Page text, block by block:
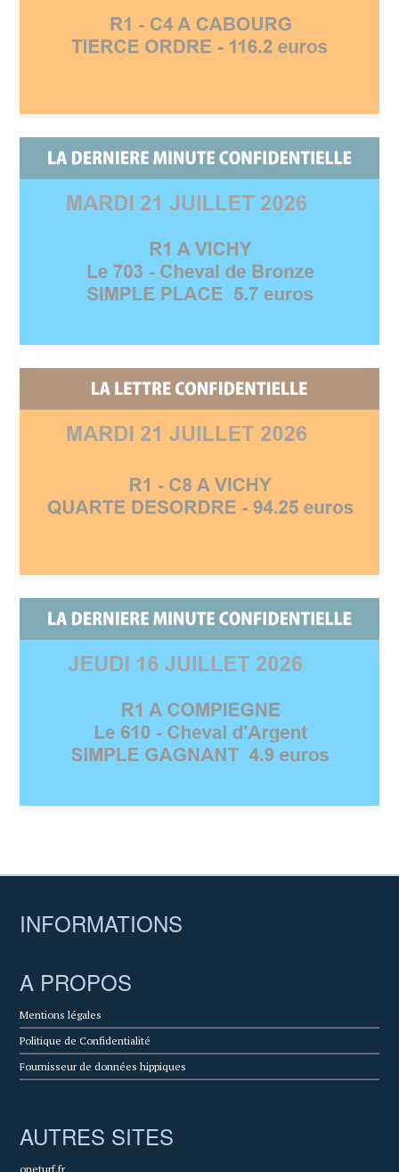
INFORMATIONS
A PROPOS
Mentions légales
Politique de Confidentialité
Fournisseur de données hippiques
AUTRES SITES
oneturf.fr